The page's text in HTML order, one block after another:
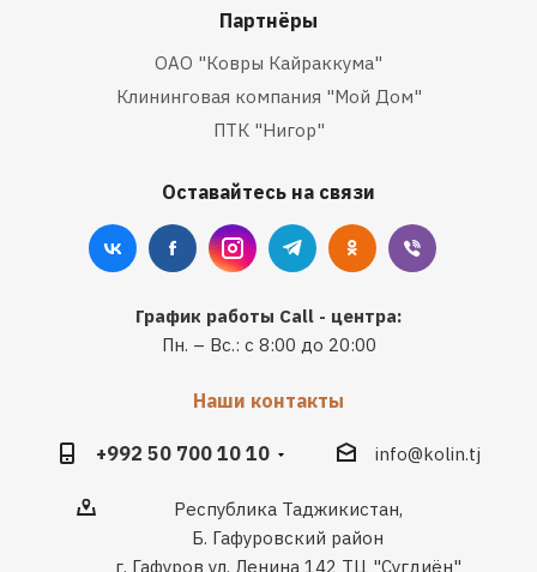
Партнёры
ОАО "Ковры Кайраккума"
Клининговая компания "Мой Дом"
ПТК "Нигор"
Оставайтесь на связи
График работы Call - центра:
Пн. – Вс.: с 8:00 до 20:00
Наши контакты
+992 50 700 10 10 info@kolin.tj
Республика Таджикистан,
Б. Гафуровский район
г. Гафуров ул. Ленина 142 ТЦ "Сугдиён"